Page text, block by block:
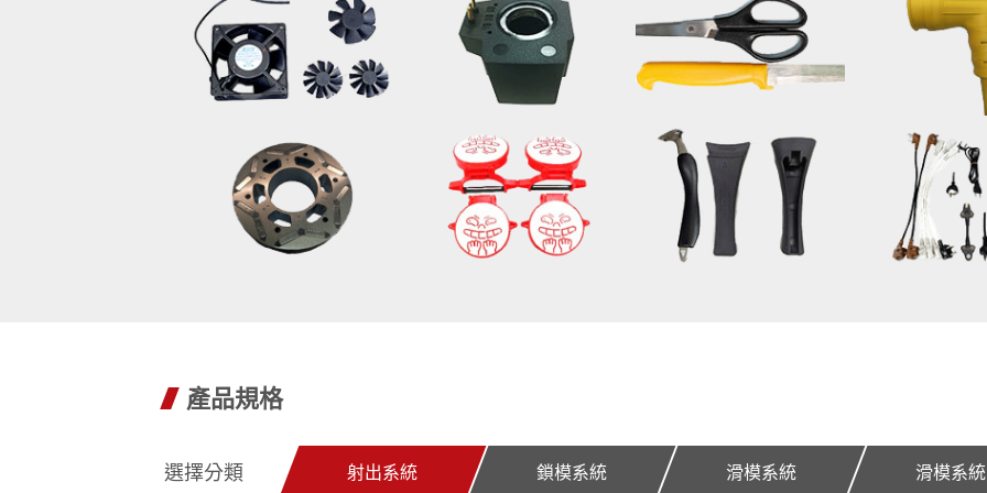
產品規格
選擇分類 射出系統 鎖模系統 滑模系統 滑模系統